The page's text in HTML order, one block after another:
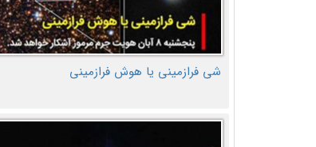
شی فرازمینی یا هوش فرازمینی